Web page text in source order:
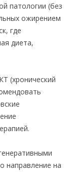
патологии (без
ожирением
где
диета,
(хронический
направление на